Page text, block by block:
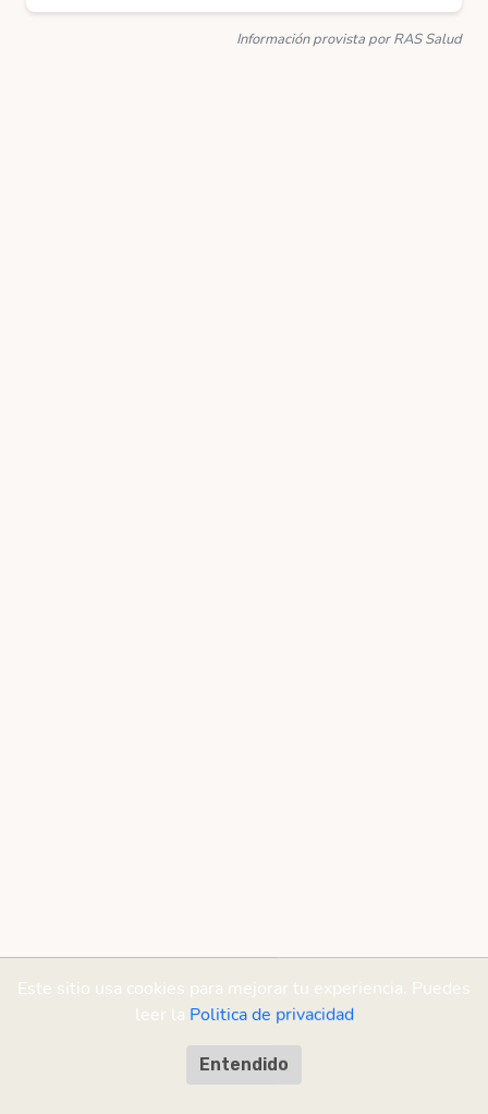
Información provista por RAS Salud
Este sitio usa cookies para mejorar tu experiencia. Puedes
leer la Politica de privacidad
Entendido